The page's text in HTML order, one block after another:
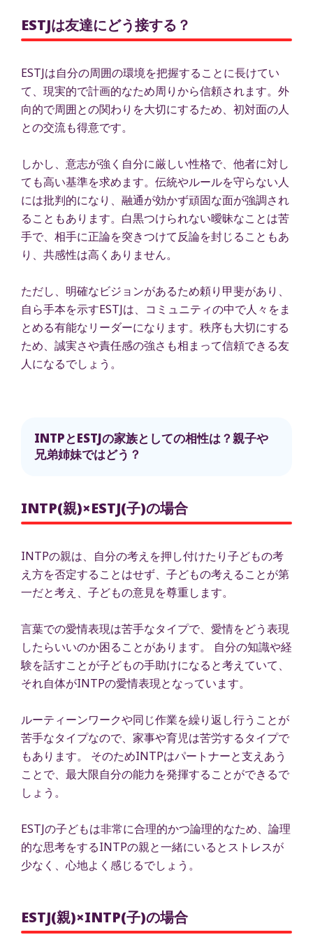
ESTJは友達にどう接する？
ESTJは自分の周囲の環境を把握することに長けてい
て、現実的で計画的なため周りから信頼されます。外
向的で周囲との関わりを大切にするため、初対面の人
との交流も得意です。
しかし、意志が強く自分に厳しい性格で、他者に対し
ても高い基準を求めます。伝統やルールを守らない人
には批判的になり、融通が効かず頑固な面が強調され
ることもあります。白黒つけられない曖昧なことは苦
手で、相手に正論を突きつけて反論を封じることもあ
り、共感性は高くありません。
ただし、明確なビジョンがあるため頼り甲斐があり、
自ら手本を示すESTJは、コミュニティの中で人々をま
とめる有能なリーダーになります。秩序も大切にする
ため、誠実さや責任感の強さも相まって信頼できる友
人になるでしょう。
INTPとESTJの家族としての相性は？親子や
兄弟姉妹ではどう？
INTP(親)×ESTJ(子)の場合
INTPの親は、自分の考えを押し付けたり子どもの考
え方を否定することはせず、子どもの考えることが第
一だと考え、子どもの意見を尊重します。
言葉での愛情表現は苦手なタイプで、愛情をどう表現
したらいいのか困ることがあります。 自分の知識や経
験を話すことが子どもの手助けになると考えていて、
それ自体がINTPの愛情表現となっています。
ルーティーンワークや同じ作業を繰り返し行うことが
苦手なタイプなので、家事や育児は苦労するタイプで
もあります。 そのためINTPはパートナーと支えあう
ことで、最大限自分の能力を発揮することができるで
しょう。
ESTJの子どもは非常に合理的かつ論理的なため、論理
的な思考をするINTPの親と一緒にいるとストレスが
少なく、心地よく感じるでしょう。
ESTJ(親)×INTP(子)の場合